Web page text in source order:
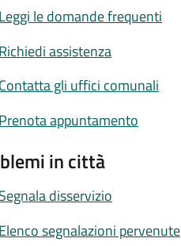
Leggi le domande frequenti
Richiedi assistenza
Contatta gli uffici comunali
Prenota appuntamento
in città
Segnala disservizio
Elenco segnalazioni pervenute